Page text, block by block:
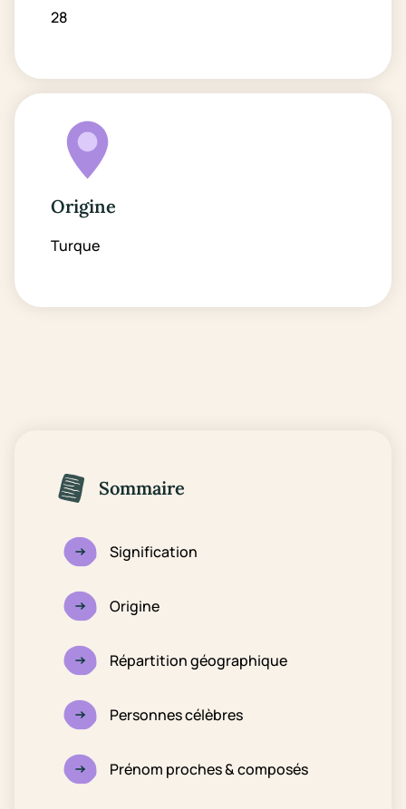
28
Origine
Turque
Sommaire
Signification
Origine
Répartition géographique
Personnes célèbres
Prénom proches & composés